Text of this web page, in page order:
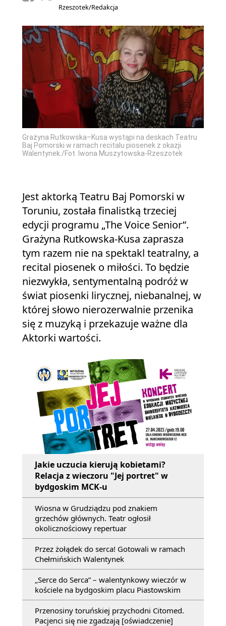
Rzeszotek/Redakcja
Grażyna Rutkowska–Kusa wystąpi na deskach Teatru
Baj Pomorski w ramach recitalu piosenek z okazji
Walentynek./Fot. Iwona Muszytowska-Rzeszotek
Jest aktorką Teatru Baj Pomorski w
Toruniu, została finalistką trzeciej
edycji programu „The Voice Senior”.
Grażyna Rutkowska-Kusa zaprasza
tym razem nie na spektakl teatralny, a
recital piosenek o miłości. To będzie
niezwykła, sentymentalną podróż w
świat piosenki lirycznej, niebanalnej, w
której słowo nierozerwalnie przenika
się z muzyką i przekazuje ważne dla
Aktorki wartości.
Jakie uczucia kierują kobietami?
Relacja z wieczoru "Jej portret" w
bydgoskim MCK-u
Wiosna w Grudziądzu pod znakiem
grzechów głównych. Teatr ogłosił
okolicznościowy repertuar
Przez żołądek do serca! Gotowali w ramach
Chełmińskich Walentynek
„Serce do Serca” – walentynkowy wieczór w
kościele na bydgoskim placu Piastowskim
Przenosiny toruńskiej przychodni Citomed.
Pacjenci się nie zgadzają [oświadczenie]